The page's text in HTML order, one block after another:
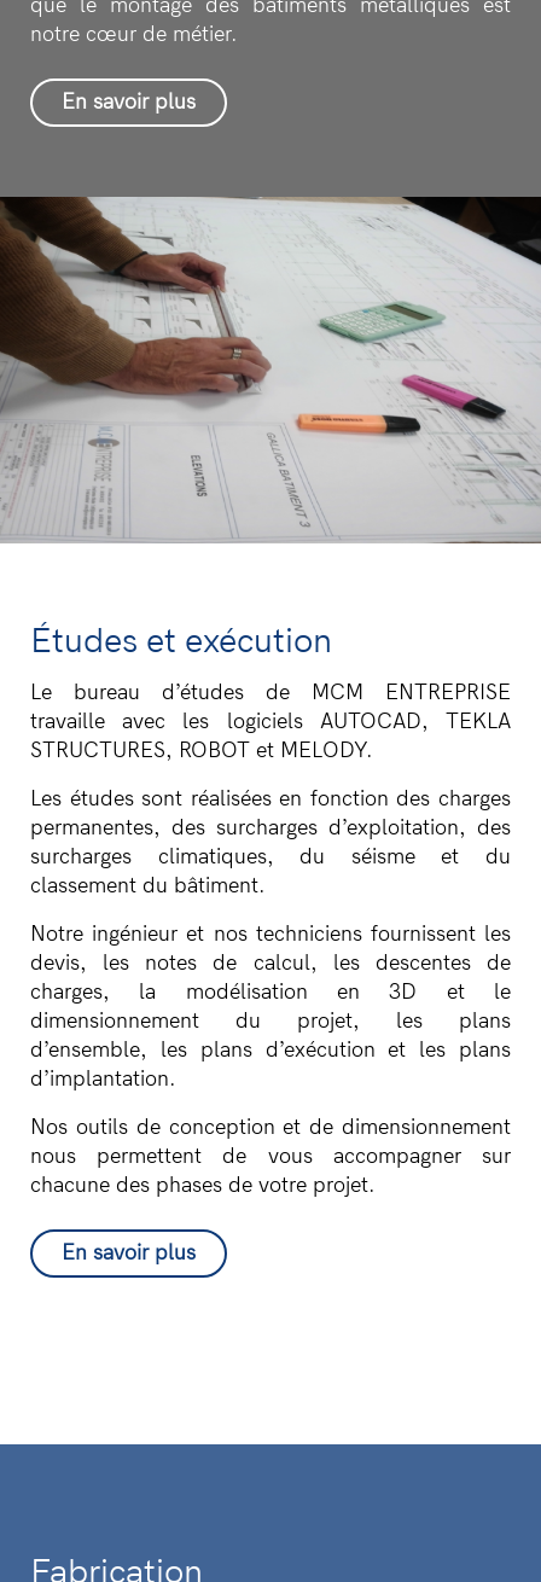
que le montage des bâtiments métalliques est
notre cœur de métier.
En savoir plus
Études et exécution
Le bureau d’études de MCM ENTREPRISE
travaille avec les logiciels AUTOCAD, TEKLA
STRUCTURES, ROBOT et MELODY.
Les études sont réalisées en fonction des charges
permanentes, des surcharges d’exploitation, des
surcharges climatiques, du séisme et du
classement du bâtiment.
Notre ingénieur et nos techniciens fournissent les
devis, les notes de calcul, les descentes de
charges, la modélisation en 3D et le
dimensionnement du projet, les plans
d’ensemble, les plans d’exécution et les plans
d’implantation.
Nos outils de conception et de dimensionnement
nous permettent de vous accompagner sur
chacune des phases de votre projet.
En savoir plus
Fabrication